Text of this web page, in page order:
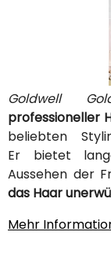
Goldwell
professioneller
beliebten
Er bietet
Aussehen der
das Haar
Mehr